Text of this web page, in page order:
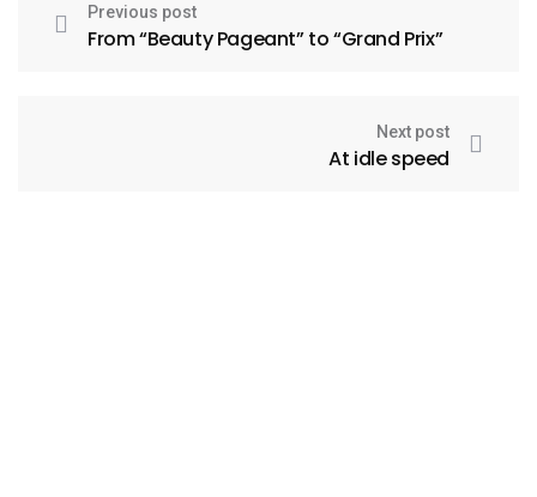
Previous post
From “Beauty Pageant” to “Grand Prix”
Next post
At idle speed